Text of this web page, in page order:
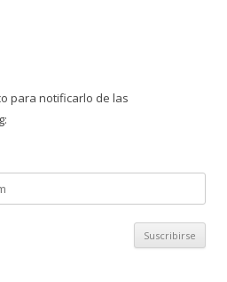
para notificarlo de las